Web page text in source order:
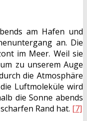
am Hafen und
an. Die
im Meer. Weil sie
zu unserem Auge
die Atmosphäre
Luftmoleküle wird
die Sonne abends
Rand hat. [7]